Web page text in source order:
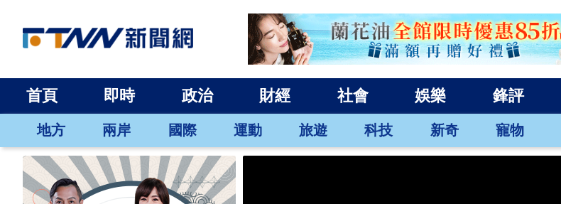
首頁 即時 政治 財經 社會 娛樂 鋒評
地方 兩岸 國際 運動 旅遊 科技 新奇 寵物